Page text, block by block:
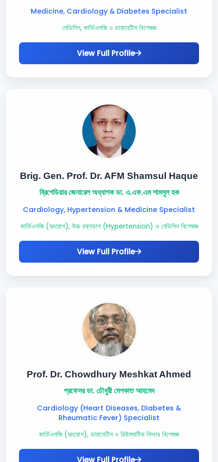
Medicine, Cardiology & Diabetes Specialist
মেডিসিন, কার্ডিওলজি ও ডায়াবেটিস বিশেষজ্ঞ
View Full Profile
Brig. Gen. Prof. Dr. AFM Shamsul Haque
ব্রিগেডিয়ার জেনারেল অধ্যাপক ডা. এ.এফ.এম শামসুল হক
Cardiology, Hypertension & Medicine Specialist
কার্ডিওলজি (হৃদরোগ), উচ্চ রক্তচাপ (Hypertension) ও মেডিসিন বিশেষজ্ঞ
View Full Profile
Prof. Dr. Chowdhury Meshkat Ahmed
প্রফেসর ডা. চৌধুরী মেশকাত আহমেদ
Cardiology (Heart Diseases, Diabetes &
Rheumatic Fever) Specialist
কার্ডিওলজি (হৃদরোগ), ডায়াবেটিস ও রিউম্যাটিক ফিভার বিশেষজ্ঞ
View Full Profile